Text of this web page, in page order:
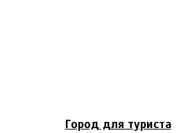
Город для туриста